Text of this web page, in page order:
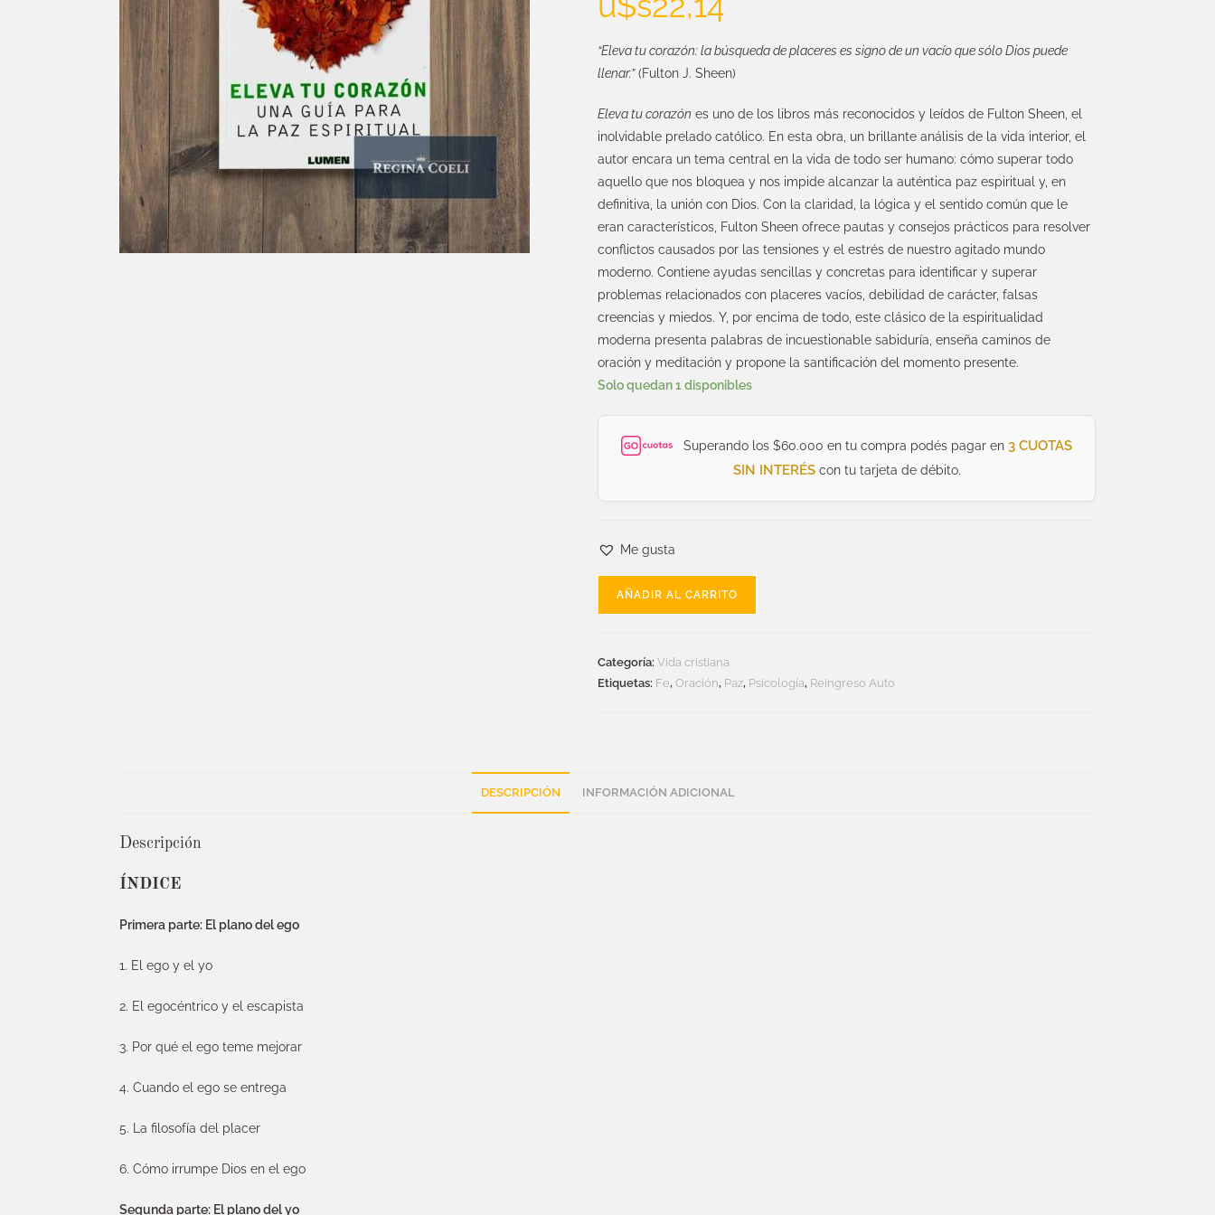
“Eleva tu corazón: la búsqueda de placeres es signo de un vacío que sólo Dios puede
llenar.”(Fulton J. Sheen)
Eleva tu corazón es uno de los libros más reconocidos y leídos de Fulton Sheen, el
inolvidable prelado católico. En esta obra, un brillante análisis de la vida interior, el
autor encara un tema central en la vida de todo ser humano: cómo superar todo
aquello que nos bloquea y nos impide alcanzar la auténtica paz espiritual y, en
definitiva, la unión con Dios. Con la claridad, la lógica y el sentido común que le
eran característicos, Fulton Sheen ofrece pautas y consejos prácticos para resolver
conflictos causados por las tensiones y el estrés de nuestro agitado mundo
moderno. Contiene ayudas sencillas y concretas para identificar y superar
problemas relacionados con placeres vacíos, debilidad de carácter, falsas
creencias y miedos. Y, por encima de todo, este clásico de la espiritualidad
moderna presenta palabras de incuestionable sabiduría, enseña caminos de
oración y meditación y propone la santificación del momento presente.
Solo quedan 1 disponibles
Superando los $60.000 en tu compra podés pagar en 3 CUOTAS
SIN INTERÉScon tu tarjeta de débito.
Me gusta
AÑADIR AL CARRITO
Categoría:Vida cristiana
Etiquetas: Fe,Oración, Paz, Psicología, Reingreso Auto
DESCRIPCIÓN INFORMACIÓN ADICIONAL
Descripción
ÍNDICE
Primera parte: El plano del ego
1. El ego y el yo
2. El egocéntrico y el escapista
3. Por qué el ego teme mejorar
4. Cuando el ego se entrega
5. La filosofía del placer
6. Cómo irrumpe Dios en el ego
Segunda parte: El plano del yo